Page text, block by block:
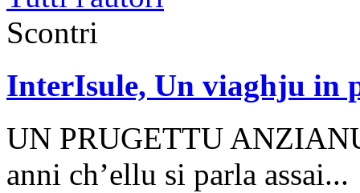
Scontri
InterIsule, Un viaghju in
UN PRUGETTU
anni ch’ellu si parla assai...